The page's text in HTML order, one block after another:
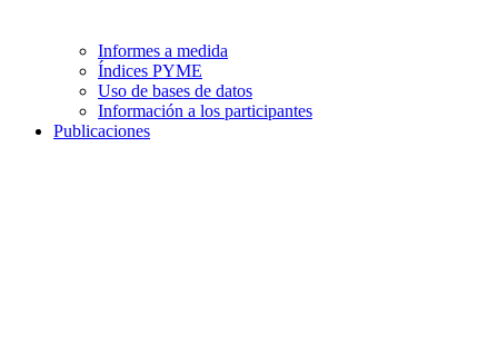
Informes a medida
Índices PYME
Uso de bases de datos
Información a los participantes
Publicaciones